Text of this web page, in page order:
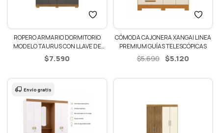
ROPERO ARMARIO DORMITORIO
MODELO TAURUS CON LLAVE DE
SEGURIDAD
$7.590
CÓMODA CAJONERA XANGAI LINEA
PREMIUM GUÍAS TELESCÓPICAS
$5.690 El
original
$5.120El
actual
Envío gratis